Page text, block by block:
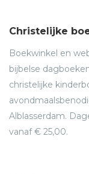
Christelijke
Boekwinkel en
bijbelse
christelijke
Alblasserdam.
vanaf € 25,00.